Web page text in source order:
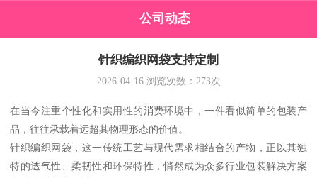
公司动态
针织编织网袋支持定制
2026-04-16浏览次数： 273次
在当今注重个性化和实用性的消费环境中，一件看似简单的包装产
品，往往承载着远超其物理形态的价值。
针织编织网袋，这一传统工艺与现代需求相结合的产物，正以其独
特的透气性、柔韧性和环保特性，悄然成为众多行业包装解决方案